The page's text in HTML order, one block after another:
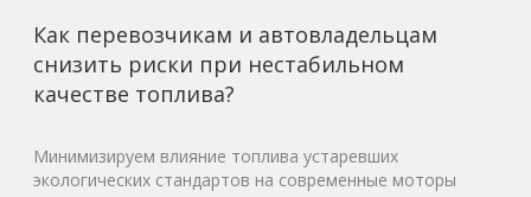
Как перевозчикам и автовладельцам
снизить риски при нестабильном
качестве топлива?
Минимизируем влияние топлива устаревших
экологических стандартов на современные моторы